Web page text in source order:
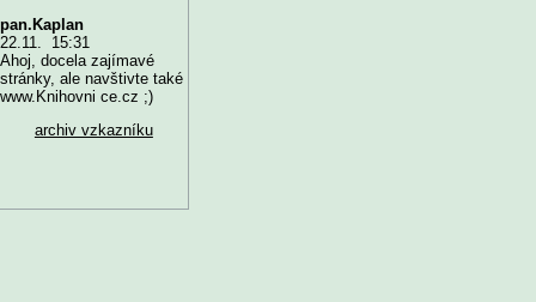
pan.Kaplan
22.11. 15:31
Ahoj, docela zajímavé
stránky, ale navštivte také
www.Knihovni ce.cz ;)
archiv vzkazníku